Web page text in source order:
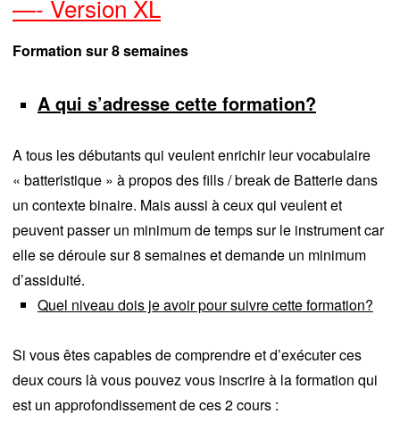
—- Version XL
Formation sur 8 semaines
A qui s’adresse cette formation?
A tous les débutants qui veulent enrichir leur vocabulaire
« batteristique » à propos des fills / break de Batterie dans
un contexte binaire. Mais aussi à ceux qui veulent et
peuvent passer un minimum de temps sur le instrument car
elle se déroule sur 8 semaines et demande un minimum
d’assiduité.
Quel niveau dois je avoir pour suivre cette formation?
Si vous êtes capables de comprendre et d’exécuter ces
deux cours là vous pouvez vous inscrire à la formation qui
est un approfondissement de ces 2 cours :